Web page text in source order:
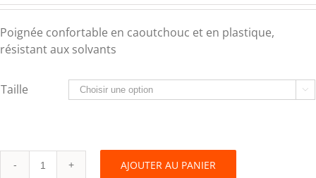
Poignée confortable en caoutchouc et en plastique,
résistant aux solvants
Taille 
Pinceaux
AJOUTER AU PANIER